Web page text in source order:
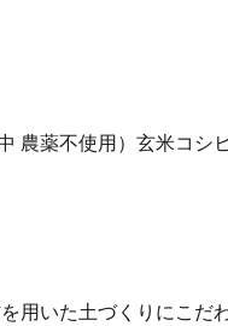
農薬不使用）玄米コシ
用いた土づくりにこだ